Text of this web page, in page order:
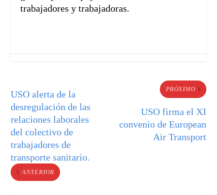
trabajadores y trabajadoras.
USO alerta de la
desregulación de las
relaciones laborales
del colectivo de
trabajadores de
transporte sanitario.
ANTERIOR
PRÓXIMO
USO firma el XI
convenio de European
Air Transport